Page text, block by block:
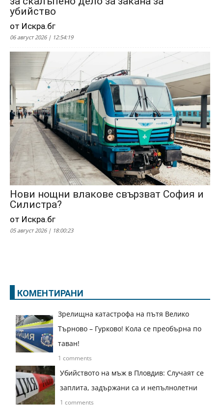
убийство
от Искра.бг
06 август 2026 | 12:54:19
Нови нощни влакове свързват София и
Силистра?
от Искра.бг
05 август 2026 | 18:00:23
КОМЕНТИРАНИ
Зрелищна катастрофа на пътя Велико
Търново – Гурково! Кола се преобърна по
таван!
1 comments
Убийството на мъж в Пловдив: Случаят се
заплита, задържани са и непълнолетни
1 comments